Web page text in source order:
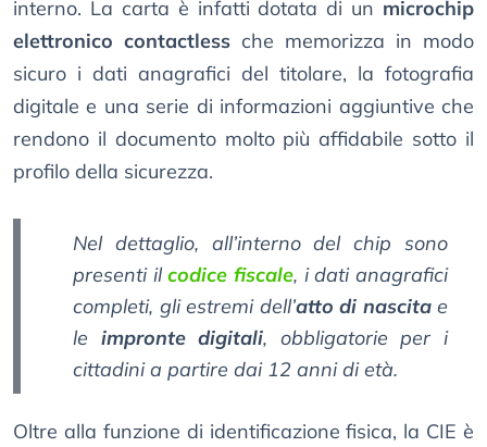
interno. La carta è infatti dotata di un microchip
elettronico contactless che memorizza in modo
sicuro i dati anagrafici del titolare, la fotografia
digitale e una serie di informazioni aggiuntive che
rendono il documento molto più affidabile sotto il
profilo della sicurezza.
Nel dettaglio, all’interno del chip sono
presenti ilcodice fiscale, i dati anagrafici
completi, gli estremi dell’atto di nascitae
le impronte digitali, obbligatorie per i
cittadini a partire dai 12 anni di età.
Oltre alla funzione di identificazione fisica, la CIE è